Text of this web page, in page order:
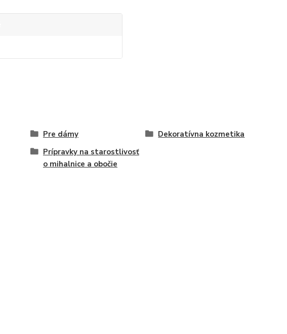
Pre dámy
Dekoratívna kozmetika
Prípravky na starostlivosť
o mihalnice a obočie